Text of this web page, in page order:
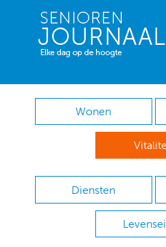
Wonen
Diensten